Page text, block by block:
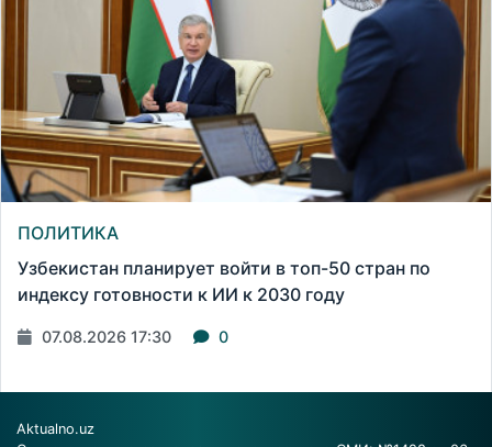
ПОЛИТИКА
Узбекистан планирует войти в топ-50 стран по
индексу готовности к ИИ к 2030 году
07.08.2026 17:30 0
Aktualno.uz